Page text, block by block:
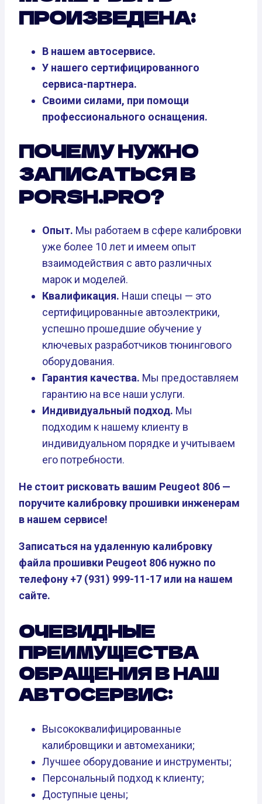
ПРОИЗВЕДЕНА:
В нашем автосервисе.
У нашего сертифицированного
сервиса-партнера.
Своими силами, при помощи
профессионального оснащения.
ПОЧЕМУ НУЖНО
ЗАПИСАТЬСЯ В
PORSH.PRO?
Опыт. Мы работаем в сфере калибровки
уже более 10 лет и имеем опыт
взаимодействия с авто различных
марок и моделей.
Квалификация. Наши спецы — это
сертифицированные автоэлектрики,
успешно прошедшие обучение у
ключевых разработчиков тюнингового
оборудования.
Гарантия качества. Мы предоставляем
гарантию на все наши услуги.
Индивидуальный подход. Мы
подходим к нашему клиенту в
индивидуальном порядке и учитываем
его потребности.
Не стоит рисковать вашим Peugeot 806 —
поручите калибровку прошивки инженерам
в нашем сервисе!
Записаться на удаленную калибровку
файла прошивки Peugeot 806 нужно по
телефону +7 (931) 999-11-17 или на нашем
сайте.
ОЧЕВИДНЫЕ
ПРЕИМУЩЕСТВА
ОБРАЩЕНИЯ В НАШ
АВТОСЕРВИС:
Высококвалифицированные
калибровщики и автомеханики;
Лучшее оборудование и инструменты;
Персональный подход к клиенту;
Доступные цены;